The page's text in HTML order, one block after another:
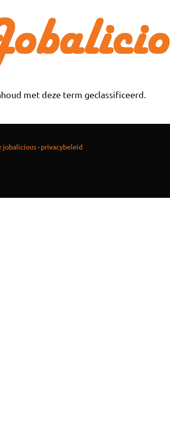
met deze term geclassificeerd.
jobalicious· privacybeleid